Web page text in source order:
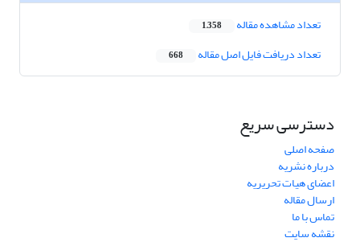
تعداد مشاهده مقاله 1,358
تعداد دریافت فایل اصل مقاله 668
دسترسی سریع
صفحه اصلی
درباره نشریه
اعضای هیات تحریریه
ارسال مقاله
تماس با ما
نقشه سایت